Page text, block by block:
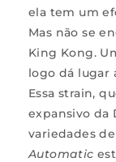
ela tem um
Mas não se
King Kong.
logo dá lugar
Essa strain,
expansivo da
variedades
Automatic